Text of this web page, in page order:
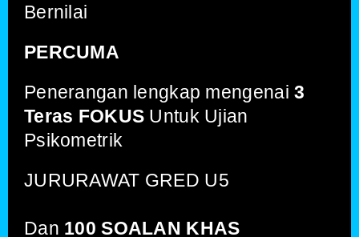
Bernilai
PERCUMA
Penerangan lengkap mengenai3
Teras FOKUS Untuk Ujian
Psikometrik
JURURAWAT GRED U5
Dan 100 SOALAN KHAS